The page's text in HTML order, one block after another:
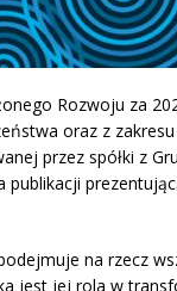
Rozwoju za
oraz z
przez spółki z
na rzecz
jest jej rola w